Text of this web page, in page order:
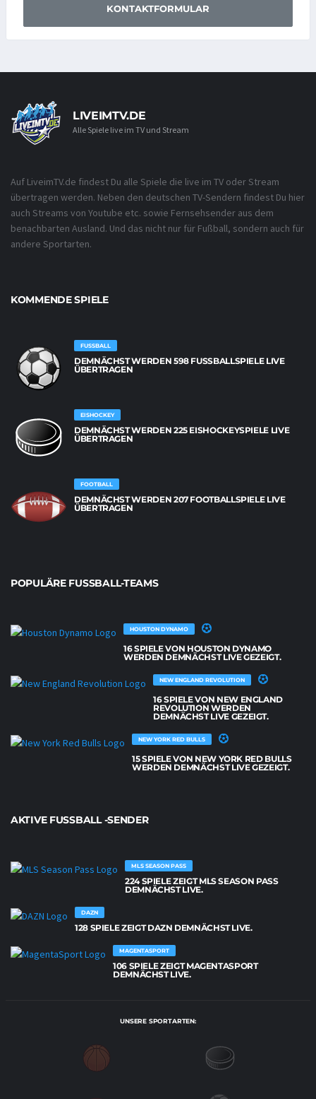
KONTAKTFORMULAR
LIVEIMTV.DE
Alle Spiele live im TV und Stream
Auf LiveimTV.de findest Du alle Spiele die live im TV oder Stream
übertragen werden. Neben den deutschen TV-Sendern findest Du hier
auch Streams von Youtube etc. sowie Fernsehsender aus dem
benachbarten Ausland. Und das nicht nur für Fußball, sondern auch für
andere Sportarten.
KOMMENDE SPIELE
FUSSBALL
DEMNÄCHST WERDEN 598 FUSSBALLSPIELE LIVE Ü
BERTRAGEN
EISHOCKEY
DEMNÄCHST WERDEN 225 EISHOCKEYSPIELE LIVE
ÜBERTRAGEN
FOOTBALL
DEMNÄCHST WERDEN 207 FOOTBALLSPIELE LIVE
ÜBERTRAGEN
POPULÄRE FUSSBALL-TEAMS
HOUSTON DYNAMO
16 SPIELE VON HOUSTON DYNAMO
WERDEN DEMNÄCHST LIVE GEZEIGT.
NEW ENGLAND REVOLUTION
16 SPIELE VON NEW ENGLAND
REVOLUTION WERDEN
DEMNÄCHST LIVE GEZEIGT.
NEW YORK RED BULLS
15 SPIELE VON NEW YORK RED BULLS
WERDEN DEMNÄCHST LIVE GEZEIGT.
AKTIVE FUSSBALL -SENDER
MLS SEASON PASS
224 SPIELE ZEIGT MLS SEASON PASS
DEMNÄCHST LIVE.
DAZN
128 SPIELE ZEIGT DAZN DEMNÄCHST LIVE.
MAGENTASPORT
106 SPIELE ZEIGT MAGENTASPORT
DEMNÄCHST LIVE.
UNSERE SPORTARTEN: